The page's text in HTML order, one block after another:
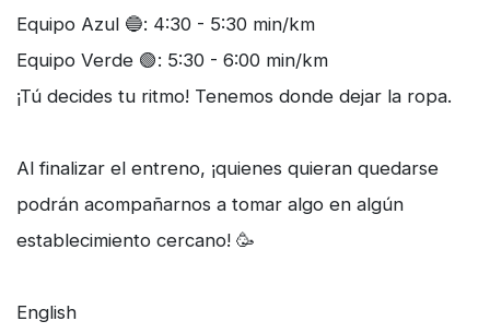
Equipo Azul 🔵: 4:30 - 5:30 min/km
Equipo Verde 🟢: 5:30 - 6:00 min/km
¡Tú decides tu ritmo! Tenemos donde dejar la ropa.
Al finalizar el entreno, ¡quienes quieran quedarse
podrán acompañarnos a tomar algo en algún
establecimiento cercano! 🥳
English